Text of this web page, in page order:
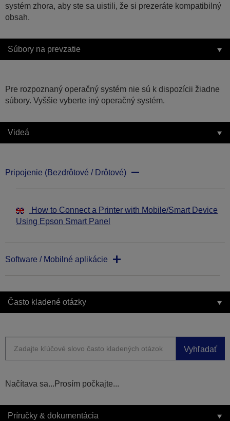
systém zhora, aby ste sa uistili, že si prezeráte kompatibilný
obsah.
Súbory na prevzatie
Pre rozpoznaný operačný systém nie sú k dispozícii žiadne
súbory. Vyššie vyberte iný operačný systém.
Videá
Pripojenie (Bezdrôtové / Drôtové)
How to Connect a Printer with Mobile/Smart Device
Using Epson Smart Panel
Software / Mobilné aplikácie
Často kladené otázky
Vyhľadať
Načítava sa...Prosím počkajte...
Príručky & dokumentácia